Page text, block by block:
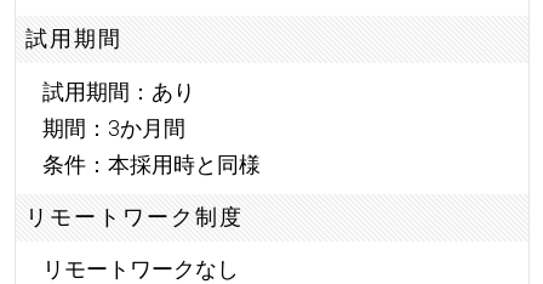
試用期間
試用期間：あり
期間：3か月間
条件：本採用時と同様
リモートワーク制度
リモートワークなし